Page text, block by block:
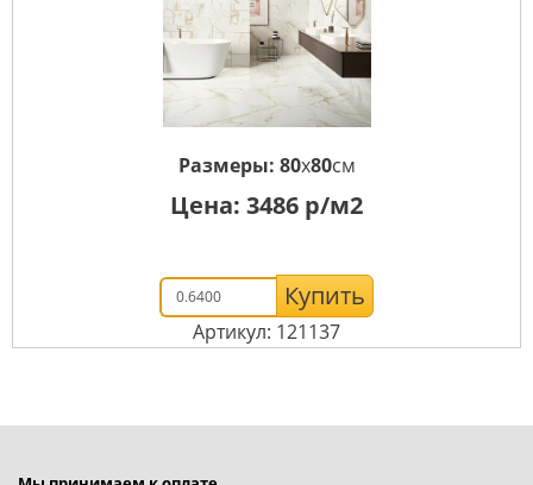
Размеры: 80x80см
Цена: 3486 р/м2
Купить
Артикул: 121137